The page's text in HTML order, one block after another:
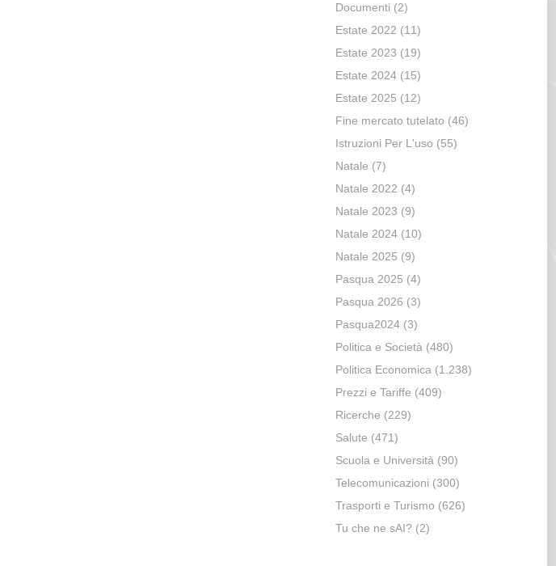
Documenti (2)
Estate 2022 (11)
Estate 2023 (19)
Estate 2024(15)
Estate 2025 (12)
Fine mercato tutelato (46)
Istruzioni Per L'uso (55)
Natale (7)
Natale 2022 (4)
Natale 2023 (9)
Natale 2024(10)
Natale 2025 (9)
Pasqua 2025 (4)
Pasqua 2026 (3)
Pasqua2024(3)
Politica e Società (480)
Politica Economica (1.238)
Prezzi e Tariffe (409)
Ricerche (229)
Salute (471)
Scuola e Università (90)
Telecomunicazioni (300)
Trasporti e Turismo (626)
Tu che ne sAI? (2)